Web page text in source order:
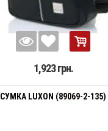
1,923 грн.
СУМКА LUXON (89069-2-135)